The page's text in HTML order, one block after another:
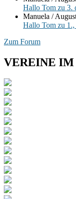
Hallo Tom zu 3.
Manuela /
Hallo Tom zu 1.,
Zum Forum
VEREINE IM